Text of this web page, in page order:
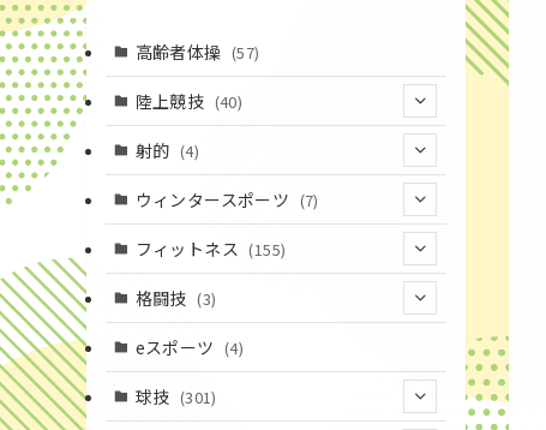
高齢者体操 (57)
陸上競技 (40)
(2)
(1)
射的 (4)
(4)
ウィンタースポーツ (7)
(7)
フィットネス (155)
(16)
格闘技 (3)
(3)
eスポーツ (4)
球技 (301)